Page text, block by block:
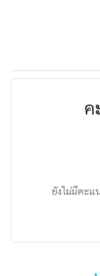
ค
ยังไม่มีคะแ